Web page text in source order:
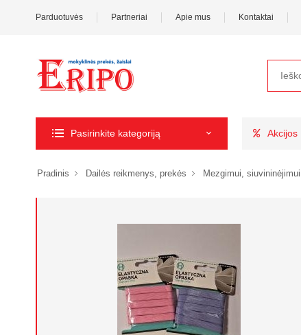
Parduotuvės Partneriai Apie mus Kontaktai
Pasirinkite kategoriją Akcijos
Pradinis Dailės reikmenys, prekės Mezgimui, siuvininėjimui